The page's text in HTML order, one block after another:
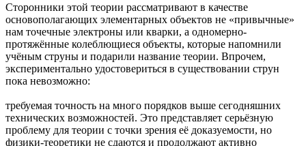
Сторонники этой теории рассматривают в качестве
основополагающих элементарных объектов не «привычные»
нам точечные электроны или кварки, а одномерно-
протяжённые колеблющиеся объекты, которые напомнили
учёным струны и подарили название теории. Впрочем,
экспериментально удостовериться в существовании струн
пока невозможно:
требуемая точность на много порядков выше сегодняшних
технических возможностей. Это представляет серьёзную
проблему для теории с точки зрения её доказуемости, но
физики-теоретики не сдаются и продолжают активно